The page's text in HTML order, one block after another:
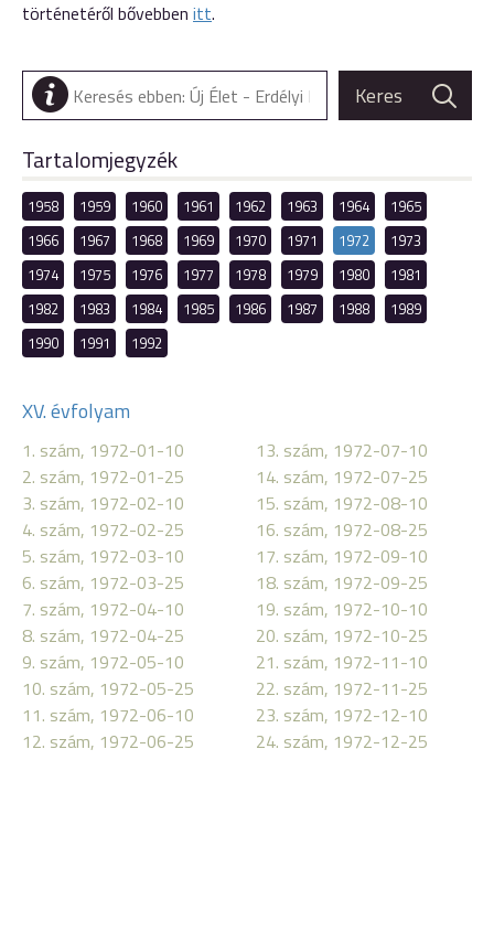
történetéről bővebben itt.
Tartalomjegyzék
1958 1959 1960 1961 1962 1963 1964
1965
1966
1967 1968 1969 1970 1971 1972
1973
1974
1975 1976 1977 1978 1979 1980
1981
1982
1983 1984 1985 1986 1987 1988
1989
1990
1991 1992
XV. évfolyam
1. szám, 1972-01-10
2. szám, 1972-01-25
3. szám, 1972-02-10
4. szám, 1972-02-25
5. szám, 1972-03-10
6. szám, 1972-03-25
7. szám, 1972-04-10
8. szám, 1972-04-25
9. szám, 1972-05-10
10. szám, 1972-05-25
11. szám, 1972-06-10
12. szám, 1972-06-25
13. szám, 1972-07-10
14. szám, 1972-07-25
15. szám, 1972-08-10
16. szám, 1972-08-25
17. szám, 1972-09-10
18. szám, 1972-09-25
19. szám, 1972-10-10
20. szám, 1972-10-25
21. szám, 1972-11-10
22. szám, 1972-11-25
23. szám, 1972-12-10
24. szám, 1972-12-25